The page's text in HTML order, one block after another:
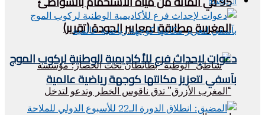
المغربية مطابقة لمعايير الجودة (تقرير)
الرياضية
دعوات لإحداث فرع للأكاديمية الوطنية لركوب الموج
بآسفي لتعزيز مكانتها كوجهة رياضية عالمية